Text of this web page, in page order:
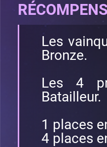
Les
Bronze.
Les 4
Batailleur.
1 places
4 places